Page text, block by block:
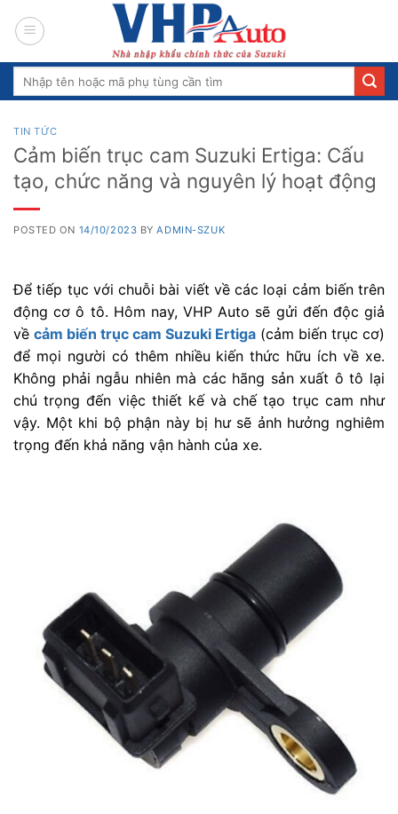
Search
TIN TỨC
Cảm biến trục cam Suzuki Ertiga: Cấu
tạo, chức năng và nguyên lý hoạt động
POSTED ON 14/10/2023 BYADMIN-SZUK
Để tiếp tục với chuỗi bài viết về các loại cảm biến trên
động cơ ô tô. Hôm nay, VHP Auto sẽ gửi đến độc giả
về cảm biến trục cam Suzuki Ertiga (cảm biến trục cơ)
để mọi người có thêm nhiều kiến thức hữu ích về xe.
Không phải ngẫu nhiên mà các hãng sản xuất ô tô lại
chú trọng đến việc thiết kế và chế tạo trục cam như
vậy. Một khi bộ phận này bị hư sẽ ảnh hưởng nghiêm
trọng đến khả năng vận hành của xe.